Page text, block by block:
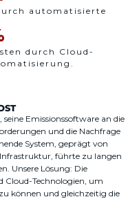
automatisierte
durch Cloud-
Emissionssoftware an die
und die Nachfrage
System, geprägt von
führte zu langen
Unsere Lösung: Die
Technologien, um
können und gleichzeitig die